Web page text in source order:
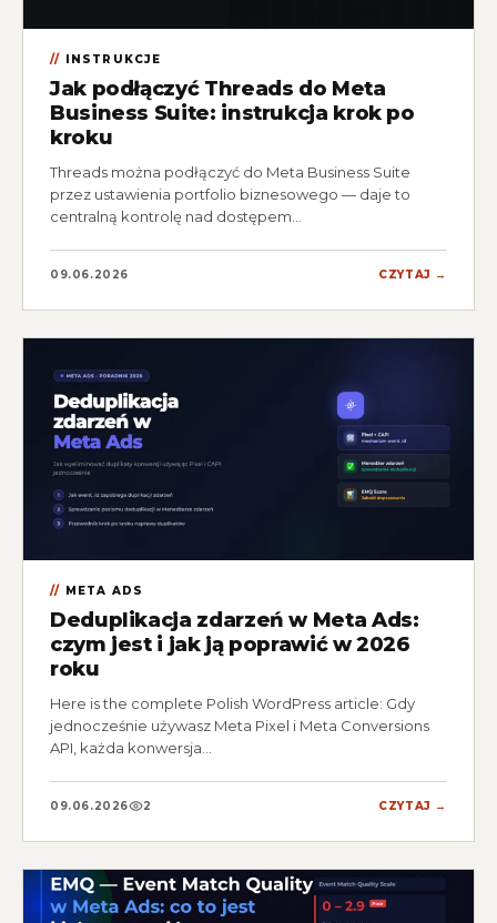
INSTRUKCJE
Jak podłączyć Threads do Meta
Business Suite: instrukcja krok po
kroku
Threads można podłączyć do Meta Business Suite
przez ustawienia portfolio biznesowego — daje to
centralną kontrolę nad dostępem…
09.06.2026 CZYTAJ →
META ADS
Deduplikacja zdarzeń w Meta Ads:
czym jest i jak ją poprawić w 2026
roku
Here is the complete Polish WordPress article: Gdy
jednocześnie używasz Meta Pixel i Meta Conversions
API, każda konwersja…
09.06.2026 2 CZYTAJ →